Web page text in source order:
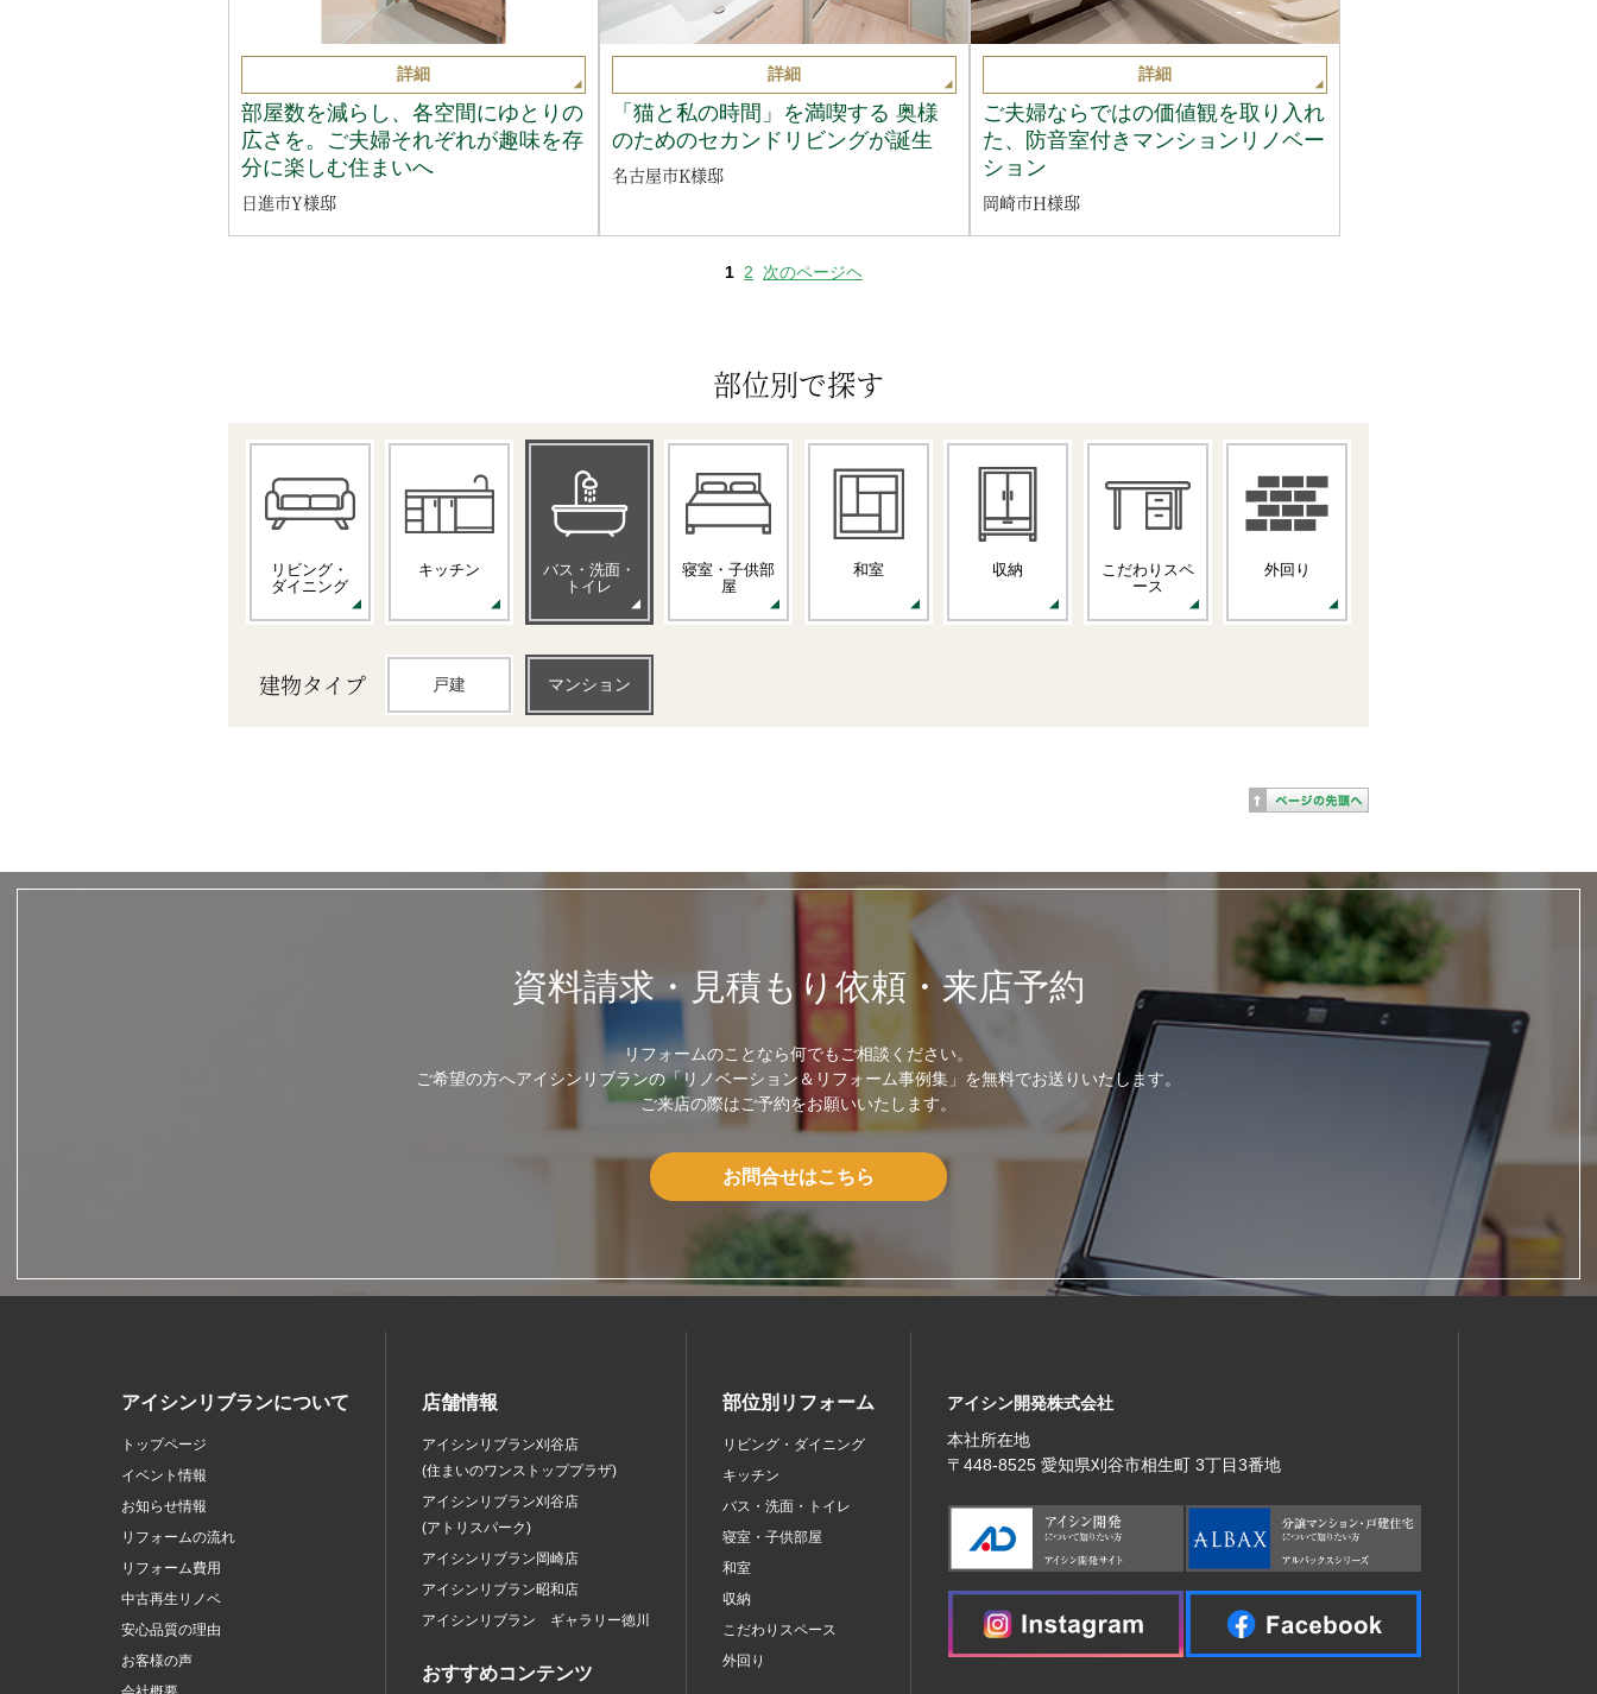
部位別で探す
リビング・
ダイニング
キッチン
バス・洗面・
トイレ
寝室・子供部
屋
和室 収納
こだわりスペ
ース
外回り
建物タイプ 戸建 マンション
詳細
部屋数を減らし、各空間にゆとりの
広さを。ご夫婦それぞれが趣味を存
分に楽しむ住まいへ
日進市Y様邸
詳細
「猫と私の時間」を満喫する 奥様
のためのセカンドリビングが誕生
名古屋市K様邸
詳細
ご夫婦ならではの価値観を取り入れ
た、防音室付きマンションリノベー
ション
岡崎市H様邸
1 2 次のページヘ
資料請求・見積もり依頼・来店予約
リフォームのことなら何でもご相談ください。
ご希望の方へアイシンリブランの「リノベーション＆リフォーム事例集」を無料でお送りいたします。
ご来店の際はご予約をお願いいたします。
お問合せはこちら
アイシンリブランについて
トップページ
イベント情報
お知らせ情報
リフォームの流れ
リフォーム費用
中古再生リノベ
安心品質の理由
お客様の声
店舗情報
アイシンリブラン刈谷店
(住まいのワンストッププラザ)
アイシンリブラン刈谷店
(アトリスパーク)
アイシンリブラン岡崎店
アイシンリブラン昭和店
アイシンリブラン ギャラリー徳川
おすすめコンテンツ
部位別リフォーム
リビング・ダイニング
キッチン
バス・洗面・トイレ
寝室・子供部屋
和室
収納
こだわりスペース
外回り
アイシン開発株式会社
本社所在地
〒448‐8525 愛知県刈谷市相生町 3丁目3番地